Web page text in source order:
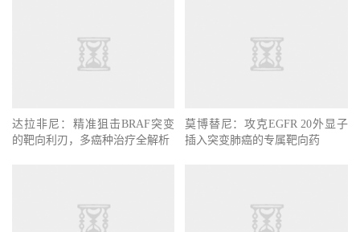
达拉非尼：精准狙击BRAF突变
的靶向利刃，多癌种治疗全解析
莫博替尼：攻克EGFR 20外显子
插入突变肺癌的专属靶向药